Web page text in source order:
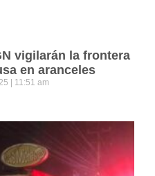
vigilarán la frontera
en aranceles
11:51 am